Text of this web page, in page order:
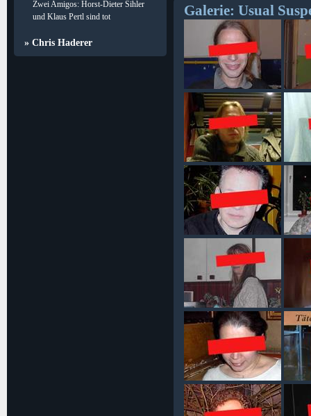
Zwei Amigos: Horst-Dieter Sihler
und Klaus Pertl sind tot
» Chris Haderer
Galerie: Usual